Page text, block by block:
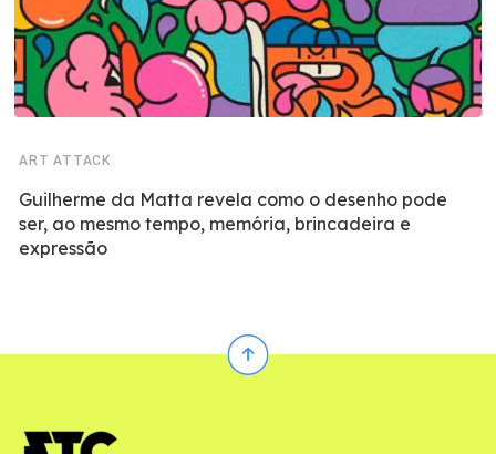
ART ATTACK
Guilherme da Matta revela como o desenho pode
ser, ao mesmo tempo, memória, brincadeira e
expressão